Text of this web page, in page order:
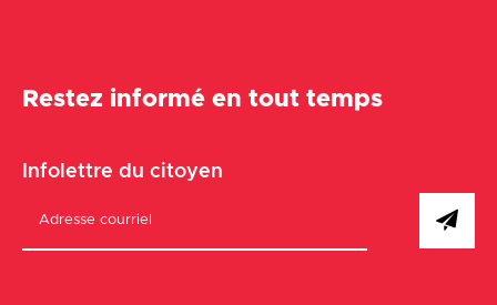
Restez informé en tout temps
Infolettre du citoyen